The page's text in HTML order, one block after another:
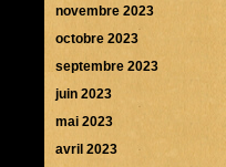
novembre 2023
octobre 2023
septembre 2023
juin 2023
mai 2023
avril 2023